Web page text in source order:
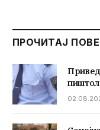
ПРОЧИТАЈ
пиштол